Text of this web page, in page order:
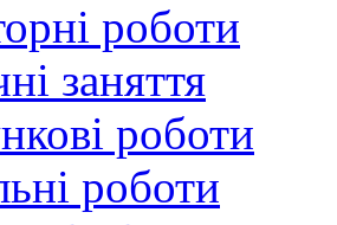
роботи
заняття
роботи
роботи